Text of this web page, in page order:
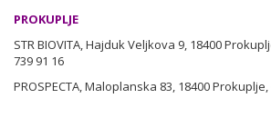
PROKUPLJE
STR BIOVITA, Hajduk Veljkova 9, 18400
739 91 16
PROSPECTA, Maloplanska 83, 18400